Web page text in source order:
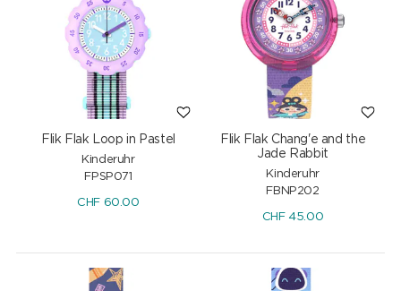
Flik Flak Loop in Pastel
Kinderuhr
FPSP071
CHF 60.00
Flik Flak Chang'e and the
Jade Rabbit
Kinderuhr
FBNP202
CHF45.00